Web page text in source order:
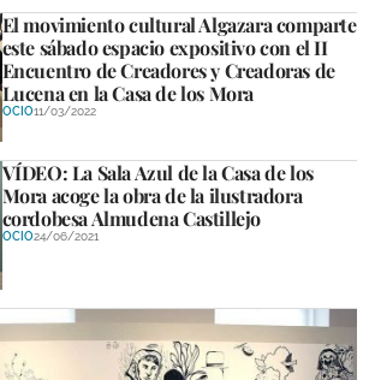
El movimiento cultural Algazara comparte
este sábado espacio expositivo con el II
Encuentro de Creadores y Creadoras de
Lucena en la Casa de los Mora
OCIO11/03/2022
VÍDEO: La Sala Azul de la Casa de los
Mora acoge la obra de la ilustradora
cordobesa Almudena Castillejo
OCIO24/06/2021